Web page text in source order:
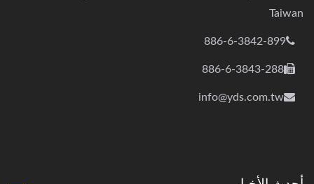
Taiwan
886-6-3842-899
886-6-3843-288
info@yds.com.tw